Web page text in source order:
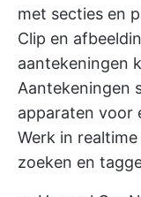
met secties en
Clip en
aantekeningen
Aantekeningen
apparaten voor
Werk in
zoeken en